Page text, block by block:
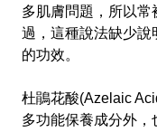
多肌膚問題，所以
過，這種說法缺少說
的功效。
杜鵑花酸(Azelaic
多功能保養成分外